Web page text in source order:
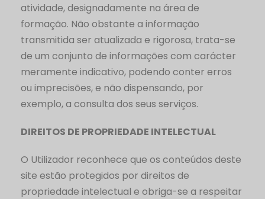
atividade, designadamente na área de
formação. Não obstante a informação
transmitida ser atualizada e rigorosa, trata-se
de um conjunto de informações com carácter
meramente indicativo, podendo conter erros
ou imprecisões, e não dispensando, por
exemplo, a consulta dos seus serviços.
DIREITOS DE PROPRIEDADE INTELECTUAL
O Utilizador reconhece que os conteúdos deste
site estão protegidos por direitos de
propriedade intelectual e obriga-se a respeitar